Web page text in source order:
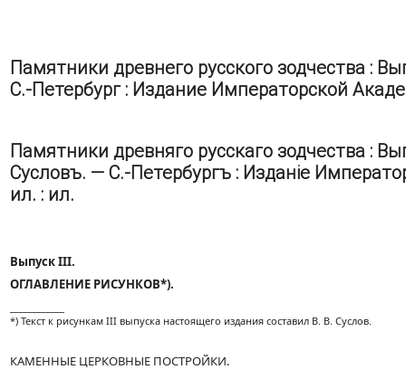
Памятники древнего русского зодчества :
С.-Петербург : Издание Императорской
Памятники древняго русскаго зодчества :
Сусловъ. — С.-Петербургъ : Изданіе
ил. : ил.
Выпуск III.
ОГЛАВЛЕНИЕ РИСУНКОВ*).
*) Текст к рисункам III выпуска настоящего издания составил В. В. Суслов.
КАМЕННЫЕ ЦЕРКОВНЫЕ ПОСТРОЙКИ.